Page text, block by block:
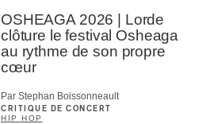
OSHEAGA 2026 | Lorde
clôture le festival Osheaga
au rythme de son propre
cœur
Par Stephan Boissonneault
CRITIQUE DE CONCERT
HIP HOP